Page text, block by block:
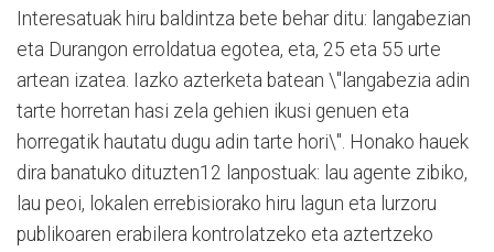
Interesatuak hiru baldintza bete behar ditu: langabezian
eta Durangon erroldatua egotea, eta, 25 eta 55 urte
artean izatea. Iazko azterketa batean \"langabezia adin
tarte horretan hasi zela gehien ikusi genuen eta
horregatik hautatu dugu adin tarte hori\". Honako hauek
dira banatuko dituzten12 lanpostuak: lau agente zibiko,
lau peoi, lokalen errebisiorako hiru lagun eta lurzoru
publikoaren erabilera kontrolatzeko eta aztertzeko